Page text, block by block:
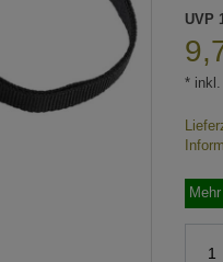
UVP
*